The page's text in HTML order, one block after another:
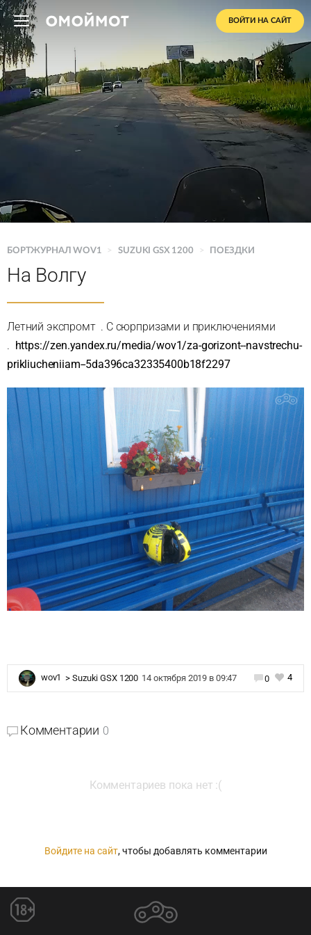
ВОЙТИ НА САЙТ
БОРТЖУРНАЛ WOV1 > SUZUKI GSX 1200 > ПОЕЗДКИ
На Волгу
Летний экспромт . С сюрпризами и приключениями
. https://zen.yandex.ru/media/wov1/za-gorizont--navstrechu-
prikliucheniiam--5da396ca32335400b18f2297
wov1 >Suzuki GSX 1200 14 октября 2019 в 09:47 0 4
Комментарии 0
Комментариев пока нет :(
Войдите на сайт, чтобы добавлять комментарии